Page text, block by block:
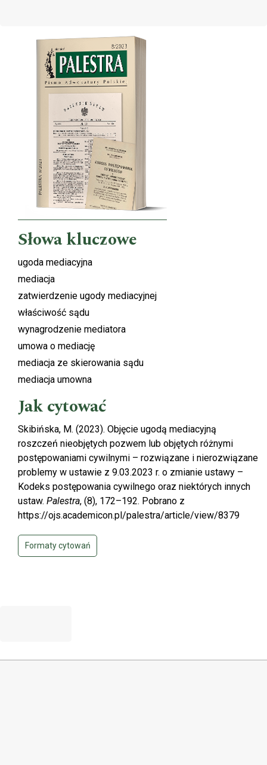
Cover image
Słowa kluczowe
ugoda mediacyjna
mediacja
zatwierdzenie ugody mediacyjnej
właściwość sądu
wynagrodzenie mediatora
umowa o mediację
mediacja ze skierowania sądu
mediacja umowna
Jak cytować
Skibińska, M. (2023). Objęcie ugodą mediacyjną
roszczeń nieobjętych pozwem lub objętych różnymi
postępowaniami cywilnymi – rozwiązane i nierozwiązane
problemy w ustawie z 9.03.2023 r. o zmianie ustawy –
Kodeks postępowania cywilnego oraz niektórych innych
ustaw. Palestra, (8), 172–192. Pobrano z
https://ojs.academicon.pl/palestra/article/view/8379
Formaty cytowań